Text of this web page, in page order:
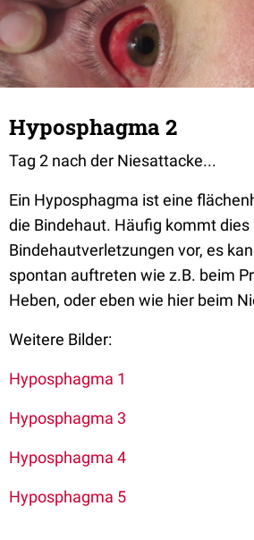
Hyposphagma 2
Tag 2 nach der Niesattacke...
Ein Hyposphagma ist eine
die Bindehaut. Häufig kommt dies
Bindehautverletzungen vor, es
spontan auftreten wie z.B. beim
Heben, oder eben wie hier beim
Weitere Bilder:
Hyposphagma 1
Hyposphagma 3
Hyposphagma 4
Hyposphagma 5